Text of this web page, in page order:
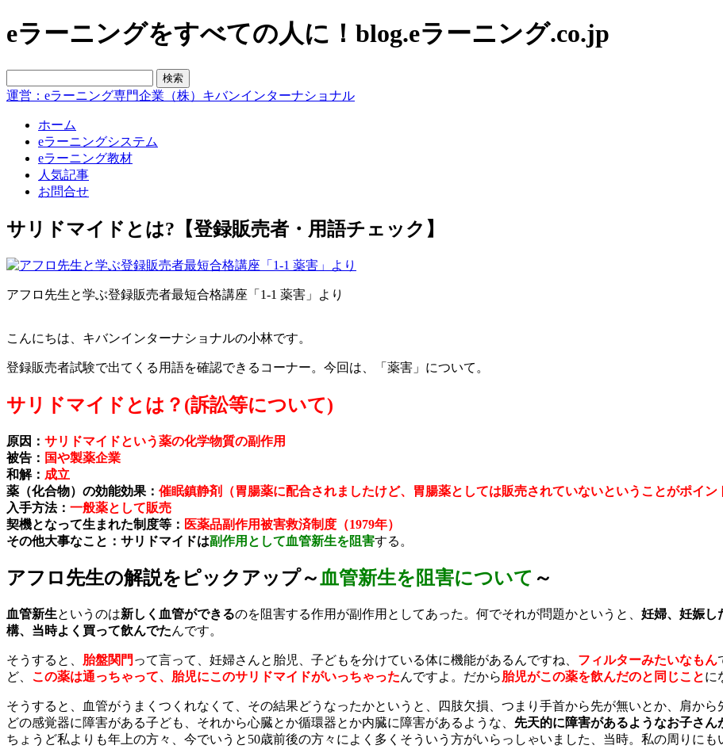
eラーニングをすべての人に！blog.eラーニング.co.jp
運営：eラーニング専門企業（株）キバンインターナショナル
ホーム
eラーニングシステム
eラーニング教材
人気記事
お問合せ
サリドマイドとは?【登録販売者・用語チェック】
アフロ先生と学ぶ登録販売者最短合格講座「1-1 薬害」より
こんにちは、キバンインターナショナルの小林です。
登録販売者試験で出てくる用語を確認できるコーナー。今回は、「薬害」について。
サリドマイドとは？(訴訟等について)
原因： サリドマイドという薬の化学物質の副作用
被告： 国や製薬企業
和解： 成立
薬（化合物）の効能効果： 催眠鎮静剤（胃腸薬に配合されましたけど、胃腸薬としては販売されていないということがポイン
入手方法： 一般薬として販売
契機となって生まれた制度等： 医薬品副作用被害救済制度（1979年）
その他大事なこと：サリドマイドは副作用として血管新生を阻害する。
アフロ先生の解説をピックアップ～血管新生を阻害について ～
血管新生というのは新しく血管ができるのを阻害する作用が副作用としてあった。何でそれが問題かというと、 妊婦、妊娠し
構、当時よく買って飲んでたんです。
そうすると、 胎盤関門 って言って、妊婦さんと胎児、子どもを分けている体に機能があるんですね、 フィルターみたいなもん
ど、 この薬は通っちゃって、胎児にこのサリドマイドがいっちゃったんですよ。だから胎児がこの薬を飲んだのと同じことに
そうすると、血管がうまくつくれなくて、その結果どうなったかというと、四肢欠損、つまり手首から先が無いとか、肩か
どの感覚器に障害がある子ども、それから心臓とか循環器とか内臓に障害があるような、 先天的に障害があるようなお子さん
ちょうど私よりも年上の方々、今でいうと50歳前後の方々によく多くそういう方がいらっしゃいました、当時。私の周りにも